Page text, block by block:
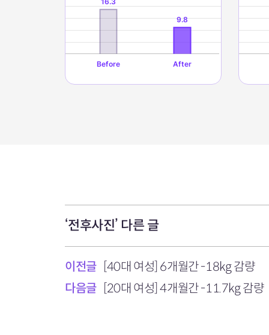
‘전후사진’ 다른 글
이전글
[40대 여성] 6개월간 -18kg 감량
다음글
[20대 여성] 4개월간 -11.7kg 감량